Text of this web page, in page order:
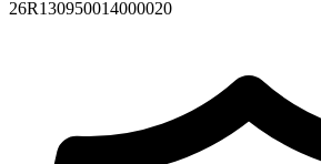
26R130950014000020